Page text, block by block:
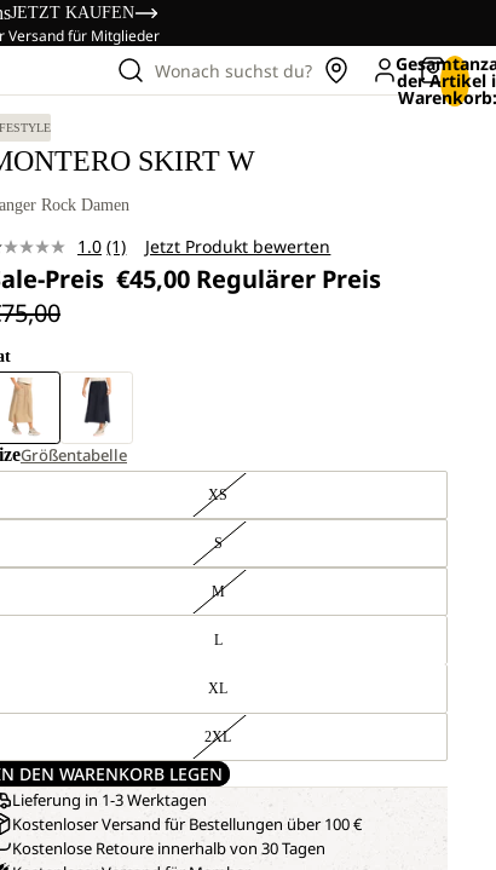
JETZT KAUFEN
Versand für Mitglieder
Wonach suchst du? der Artikel
SKIRT W
Rock Damen
1.0 Bewertung
lesen.
Link
(1) Jetzt Produkt bewerten
Preis €45,00 Regulärer Preis
Größentabelle
XS
S
M
L
XL
2XL
DEN WARENKORB LEGEN
Lieferung in 1-3 Werktagen
Kostenloser Versand für Bestellungen über 100 €
Kostenlose Retoure innerhalb von 30 Tagen